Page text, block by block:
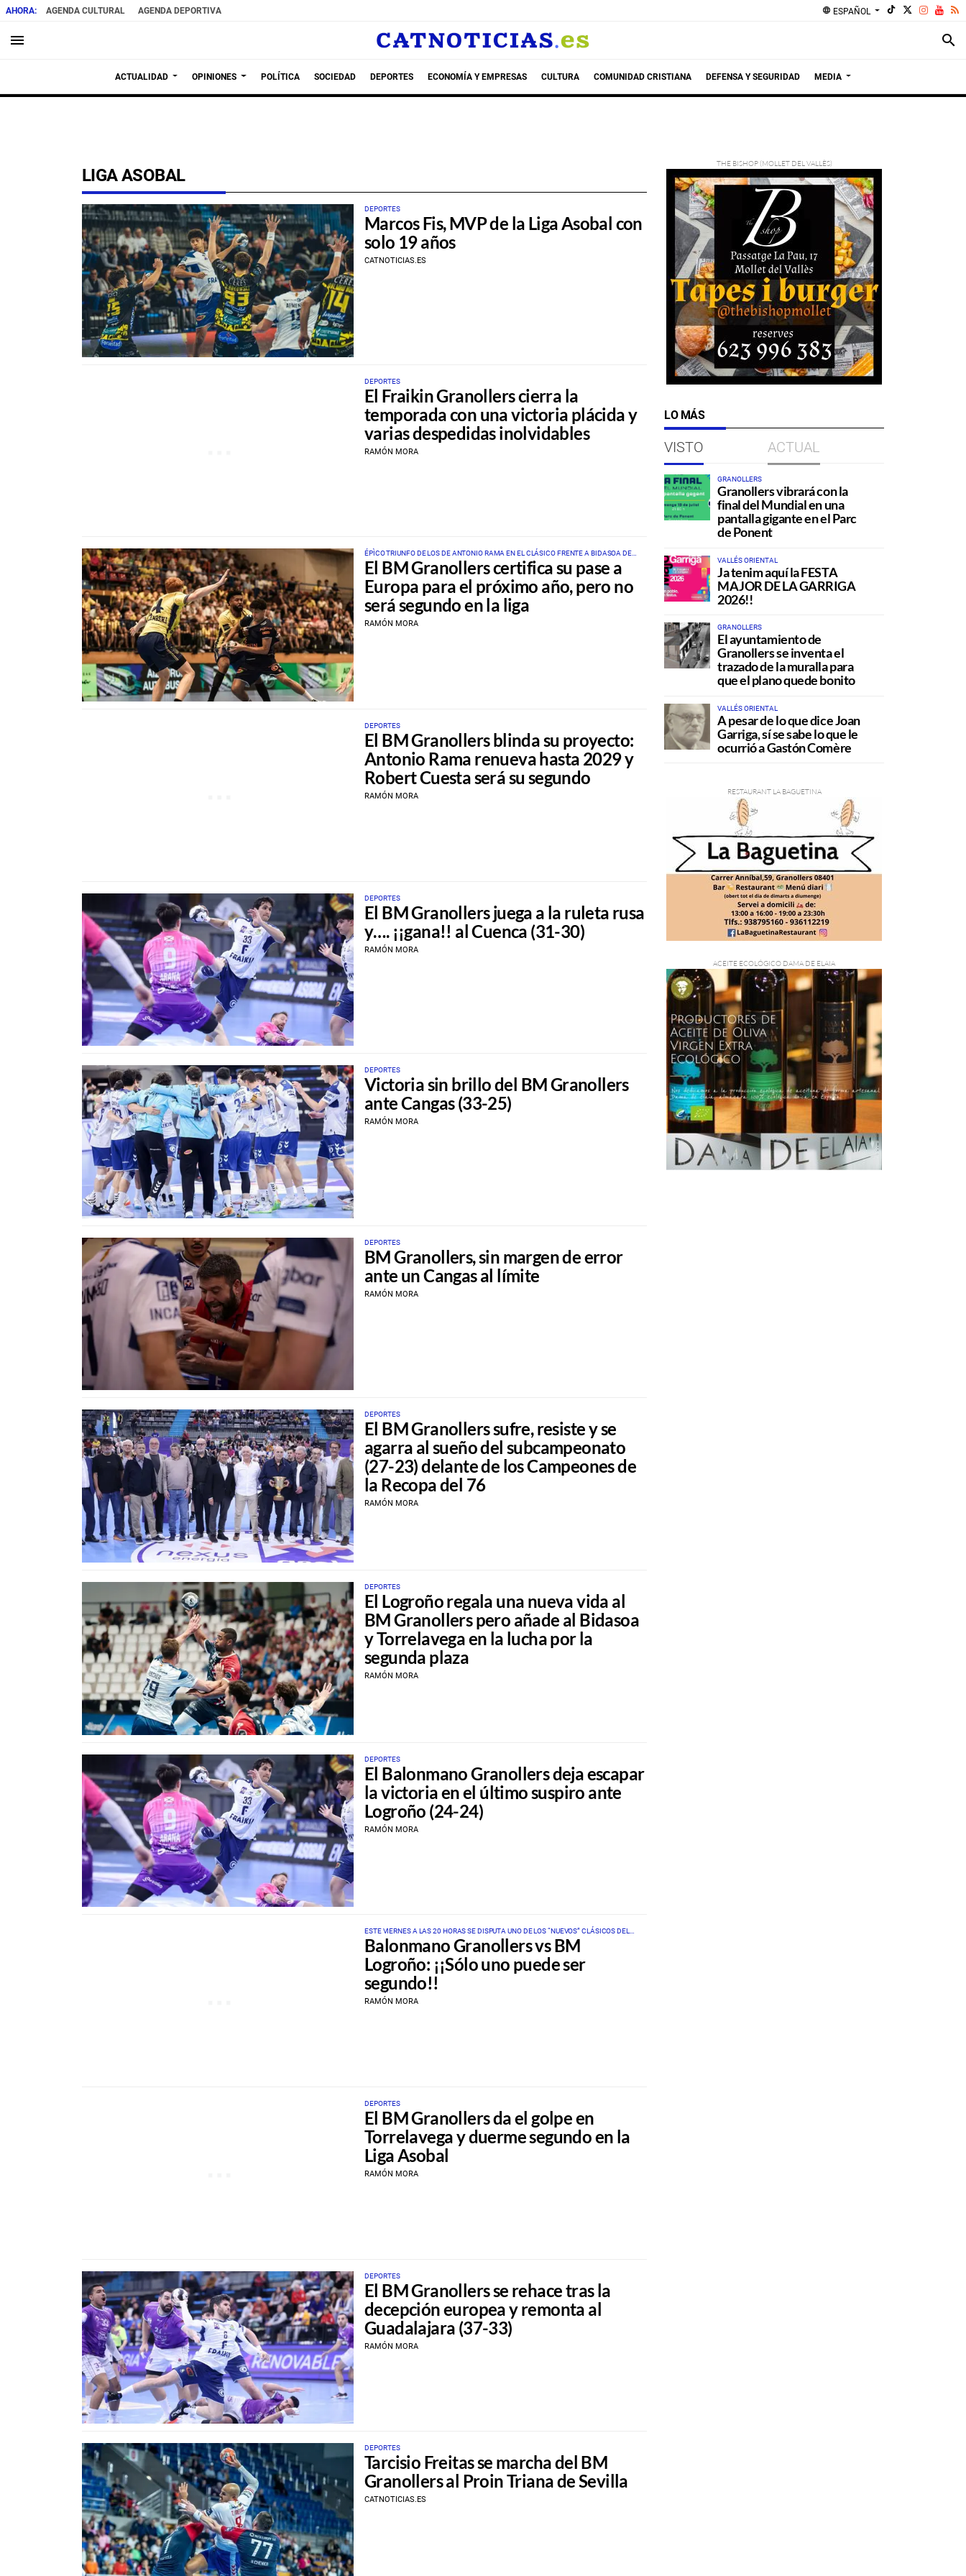
AGENDA CULTURAL AGENDA DEPORTIVA language ESPAÑOL
menu search
ACTUALIDAD OPINIONES POLÍTICA SOCIEDAD DEPORTES ECONOMÍA Y EMPRESAS CULTURA COMUNIDAD CRISTIANA DEFENSA Y SEGURIDAD MEDIA
LIGA ASOBAL
DEPORTES
Marcos Fis, MVP de la Liga Asobal con
solo 19 años
CATNOTICIAS.ES
DEPORTES
El Fraikin Granollers cierra la
temporada con una victoria plácida y
varias despedidas inolvidables
RAMÓN MORA
ÉPÌCO TRIUNFO DE LOS DE ANTONIO RAMA EN EL CLÁSICO FRENTE A BIDASOA DE
IRÚN
El BM Granollers certifica su pase a
Europa para el próximo año, pero no
será segundo en la liga
RAMÓN MORA
DEPORTES
El BM Granollers blinda su proyecto:
Antonio Rama renueva hasta 2029 y
Robert Cuesta será su segundo
RAMÓN MORA
DEPORTES
El BM Granollers juega a la ruleta rusa
y…. ¡¡gana!! al Cuenca (31-30)
RAMÓN MORA
DEPORTES
Victoria sin brillo del BM Granollers
ante Cangas (33-25)
RAMÓN MORA
DEPORTES
BM Granollers, sin margen de error
ante un Cangas al límite
RAMÓN MORA
DEPORTES
El BM Granollers sufre, resiste y se
agarra al sueño del subcampeonato
(27-23) delante de los Campeones de
la Recopa del 76
RAMÓN MORA
DEPORTES
El Logroño regala una nueva vida al
BM Granollers pero añade al Bidasoa
y Torrelavega en la lucha por la
segunda plaza
RAMÓN MORA
DEPORTES
El Balonmano Granollers deja escapar
la victoria en el último suspiro ante
Logroño (24-24)
RAMÓN MORA
ESTE VIERNES A LAS 20 HORAS SE DISPUTA UNO DE LOS “NUEVOS” CLÁSICOS DEL
BALONMANO, EN EL PALAU OLIMPIC DE GRANOLLERS
Balonmano Granollers vs BM
Logroño: ¡¡Sólo uno puede ser
segundo!!
RAMÓN MORA
DEPORTES
El BM Granollers da el golpe en
Torrelavega y duerme segundo en la
Liga Asobal
RAMÓN MORA
DEPORTES
El BM Granollers se rehace tras la
decepción europea y remonta al
Guadalajara (37-33)
RAMÓN MORA
DEPORTES
Tarcisio Freitas se marcha del BM
Granollers al Proin Triana de Sevilla
CATNOTICIAS.ES
LO MÁS
VISTO ACTUAL
GRANOLLERS
Granollers vibrará con la
final del Mundial en una
pantalla gigante en el Parc
de Ponent
VALLÉS ORIENTAL
Ja tenim aquí la FESTA
MAJOR DE LA GARRIGA
2026!!
GRANOLLERS
El ayuntamiento de
Granollers se inventa el
trazado de la muralla para
que el plano quede bonito
VALLÉS ORIENTAL
A pesar de lo que dice Joan
Garriga, sí se sabe lo que le
ocurrió a Gastón Comère